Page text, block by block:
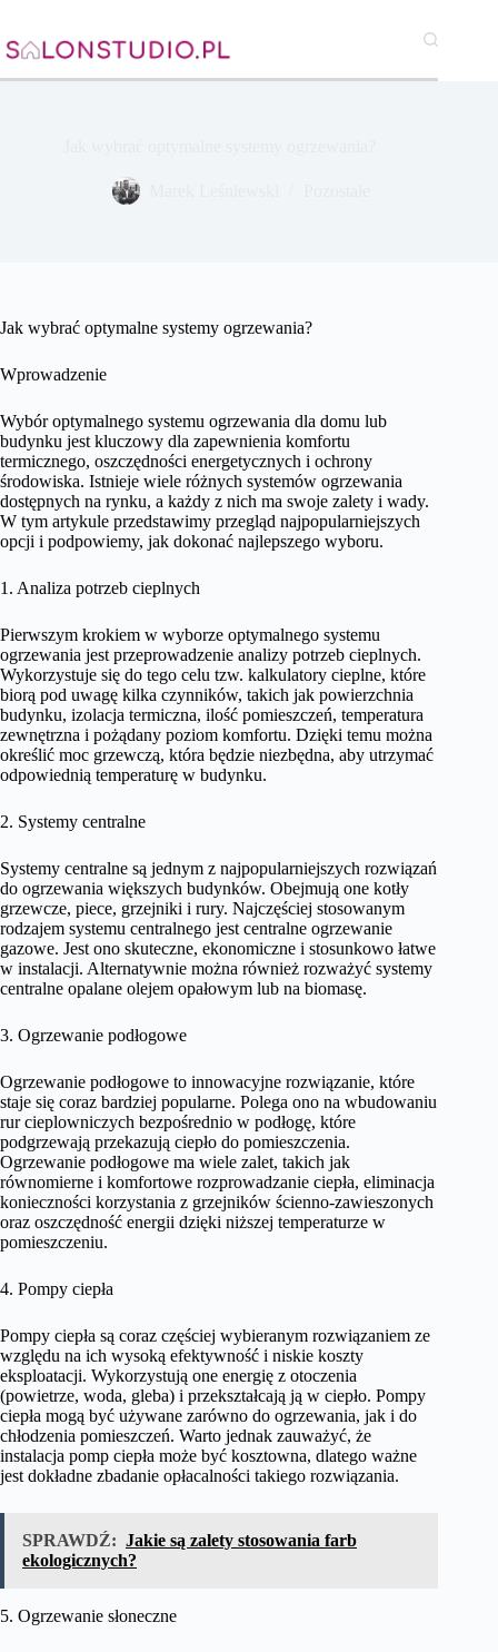
treści
Jak wybrać optymalne systemy ogrzewania?
Wprowadzenie
Wybór optymalnego systemu ogrzewania dla domu lub
budynku jest kluczowy dla zapewnienia komfortu
termicznego, oszczędności energetycznych i ochrony
środowiska. Istnieje wiele różnych systemów ogrzewania
dostępnych na rynku, a każdy z nich ma swoje zalety i wady.
W tym artykule przedstawimy przegląd najpopularniejszych
opcji i podpowiemy, jak dokonać najlepszego wyboru.
1. Analiza potrzeb cieplnych
Pierwszym krokiem w wyborze optymalnego systemu
ogrzewania jest przeprowadzenie analizy potrzeb cieplnych.
Wykorzystuje się do tego celu tzw. kalkulatory cieplne, które
biorą pod uwagę kilka czynników, takich jak powierzchnia
budynku, izolacja termiczna, ilość pomieszczeń, temperatura
zewnętrzna i pożądany poziom komfortu. Dzięki temu można
określić moc grzewczą, która będzie niezbędna, aby utrzymać
odpowiednią temperaturę w budynku.
2. Systemy centralne
Systemy centralne są jednym z najpopularniejszych rozwiązań
do ogrzewania większych budynków. Obejmują one kotły
grzewcze, piece, grzejniki i rury. Najczęściej stosowanym
rodzajem systemu centralnego jest centralne ogrzewanie
gazowe. Jest ono skuteczne, ekonomiczne i stosunkowo łatwe
w instalacji. Alternatywnie można również rozważyć systemy
centralne opalane olejem opałowym lub na biomasę.
3. Ogrzewanie podłogowe
Ogrzewanie podłogowe to innowacyjne rozwiązanie, które
staje się coraz bardziej popularne. Polega ono na wbudowaniu
rur cieplowniczych bezpośrednio w podłogę, które
podgrzewają przekazują ciepło do pomieszczenia.
Ogrzewanie podłogowe ma wiele zalet, takich jak
równomierne i komfortowe rozprowadzanie ciepła, eliminacja
konieczności korzystania z grzejników ścienno-zawieszonych
oraz oszczędność energii dzięki niższej temperaturze w
pomieszczeniu.
4. Pompy ciepła
Pompy ciepła są coraz częściej wybieranym rozwiązaniem ze
względu na ich wysoką efektywność i niskie koszty
eksploatacji. Wykorzystują one energię z otoczenia
(powietrze, woda, gleba) i przekształcają ją w ciepło. Pompy
ciepła mogą być używane zarówno do ogrzewania, jak i do
chłodzenia pomieszczeń. Warto jednak zauważyć, że
instalacja pomp ciepła może być kosztowna, dlatego ważne
jest dokładne zbadanie opłacalności takiego rozwiązania.
SPRAWDŹ: Jakie są zalety stosowania farb
ekologicznych?
5. Ogrzewanie słoneczne